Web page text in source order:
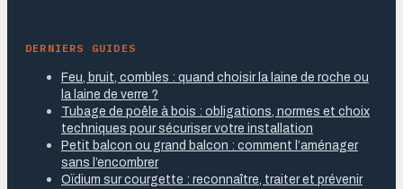
DERNIERS GUIDES
Feu, bruit, combles : quand choisir la laine de roche ou
la laine de verre ?
Tubage de poêle à bois : obligations, normes et choix
techniques pour sécuriser votre installation
Petit balcon ou grand balcon : comment l’aménager
sans l’encombrer
Oïdium sur courgette : reconnaître, traiter et prévenir